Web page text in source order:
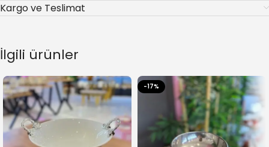
Kargo ve Teslimat
İlgili ürünler
-17%